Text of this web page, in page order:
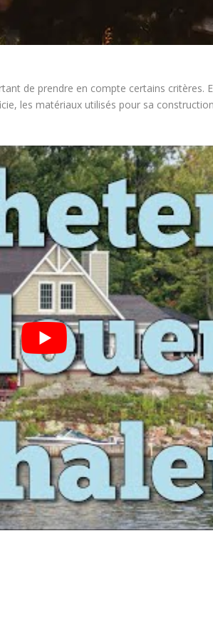
de prendre en compte certains critères.
les matériaux utilisés pour sa